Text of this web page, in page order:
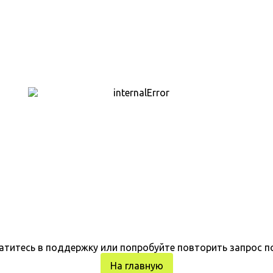
в поддержку или попробуйте повторить запрос
На главную